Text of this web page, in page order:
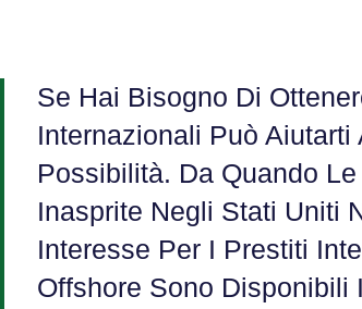
Se Hai Bisogno Di
Internazionali Può
Possibilità. Da Quando
Inasprite Negli Stati Uniti
Interesse Per I Prestiti
Offshore Sono Disponibili